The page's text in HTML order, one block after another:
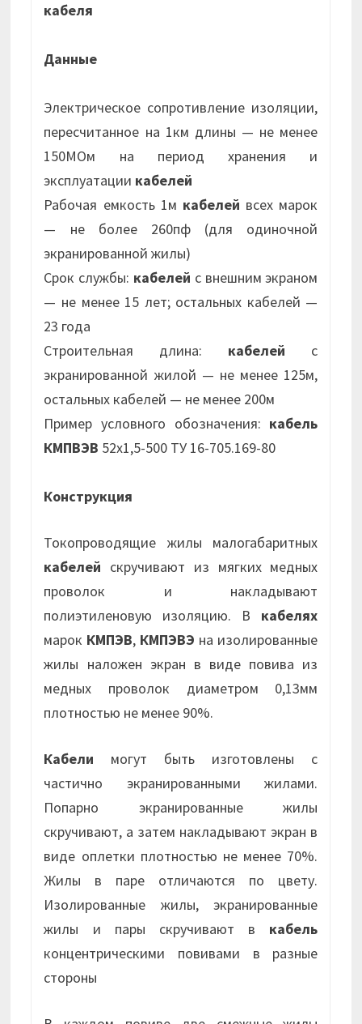
кабеля
Данные
Электрическое сопротивление изоляции,
пересчитанное на 1км длины — не менее
150МОм на период хранения и
эксплуатации кабелей
Рабочая емкость 1м кабелей всех марок
— не более 260пф (для одиночной
экранированной жилы)
Срок службы: кабелей с внешним экраном
— не менее 15 лет; остальных кабелей —
23 года
Строительная длина: кабелей с
экранированной жилой — не менее 125м,
остальных кабелей — не менее 200м
Пример условного обозначения: кабель
КМПВЭВ 52х1,5-500 ТУ 16-705.169-80
Конструкция
Токопроводящие жилы малогабаритных
кабелей скручивают из мягких медных
проволок и накладывают
полиэтиленовую изоляцию. В кабелях
марок КМПЭВ, КМПЭВЭ на изолированные
жилы наложен экран в виде повива из
медных проволок диаметром 0,13мм
плотностью не менее 90%.
Кабели могут быть изготовлены с
частично экранированными жилами.
Попарно экранированные жилы
скручивают, а затем накладывают экран в
виде оплетки плотностью не менее 70%.
Жилы в паре отличаются по цвету.
Изолированные жилы, экранированные
жилы и пары скручивают в кабель
концентрическими повивами в разные
стороны